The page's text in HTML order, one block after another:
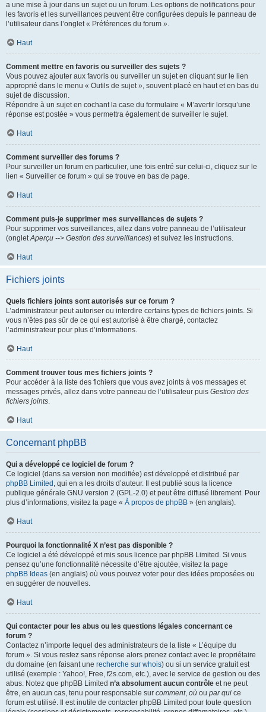
a une mise à jour dans un sujet ou un forum. Les options de notifications pour
les favoris et les surveillances peuvent être configurées depuis le panneau de
l’utilisateur dans l’onglet « Préférences du forum ».
Haut
Comment mettre en favoris ou surveiller des sujets ?
Vous pouvez ajouter aux favoris ou surveiller un sujet en cliquant sur le lien
approprié dans le menu « Outils de sujet », souvent placé en haut et en bas du
sujet de discussion.
Répondre à un sujet en cochant la case du formulaire « M’avertir lorsqu’une
réponse est postée » vous permettra également de surveiller le sujet.
Haut
Comment surveiller des forums ?
Pour surveiller un forum en particulier, une fois entré sur celui-ci, cliquez sur le
lien « Surveiller ce forum » qui se trouve en bas de page.
Haut
Comment puis-je supprimer mes surveillances de sujets ?
Pour supprimer vos surveillances, allez dans votre panneau de l’utilisateur
(ongletAperçu --> Gestion des surveillances) et suivez les instructions.
Haut
Fichiers joints
Quels fichiers joints sont autorisés sur ce forum ?
L’administrateur peut autoriser ou interdire certains types de fichiers joints. Si
vous n’êtes pas sûr de ce qui est autorisé à être chargé, contactez
l’administrateur pour plus d’informations.
Haut
Comment trouver tous mes fichiers joints ?
Pour accéder à la liste des fichiers que vous avez joints à vos messages et
messages privés, allez dans votre panneau de l’utilisateur puis Gestion des
fichiers joints.
Haut
Concernant phpBB
Qui a développé ce logiciel de forum ?
Ce logiciel (dans sa version non modifiée) est développé et distribué par
phpBB Limited , qui en a les droits d’auteur. Il est publié sous la licence
publique générale GNU version 2 (GPL-2.0) et peut être diffusé librement. Pour
plus d’informations, visitez la page « À propos de phpBB » (en anglais).
Haut
Pourquoi la fonctionnalité X n’est pas disponible ?
Ce logiciel a été développé et mis sous licence par phpBB Limited. Si vous
pensez qu’une fonctionnalité nécessite d’être ajoutée, visitez la page
phpBB Ideas (en anglais) où vous pouvez voter pour des idées proposées ou
en suggérer de nouvelles.
Haut
Qui contacter pour les abus ou les questions légales concernant ce
forum ?
Contactez n’importe lequel des administrateurs de la liste « L’équipe du
forum ». Si vous restez sans réponse alors prenez contact avec le propriétaire
du domaine (en faisant une recherche sur whois) ou si un service gratuit est
utilisé (exemple : Yahoo!, Free, f2s.com, etc.), avec le service de gestion ou des
abus. Notez que phpBB Limited n’a absolument aucun contrôle et ne peut
être, en aucun cas, tenu pour responsable sur comment, où ou par qui ce
forum est utilisé. Il est inutile de contacter phpBB Limited pour toute question